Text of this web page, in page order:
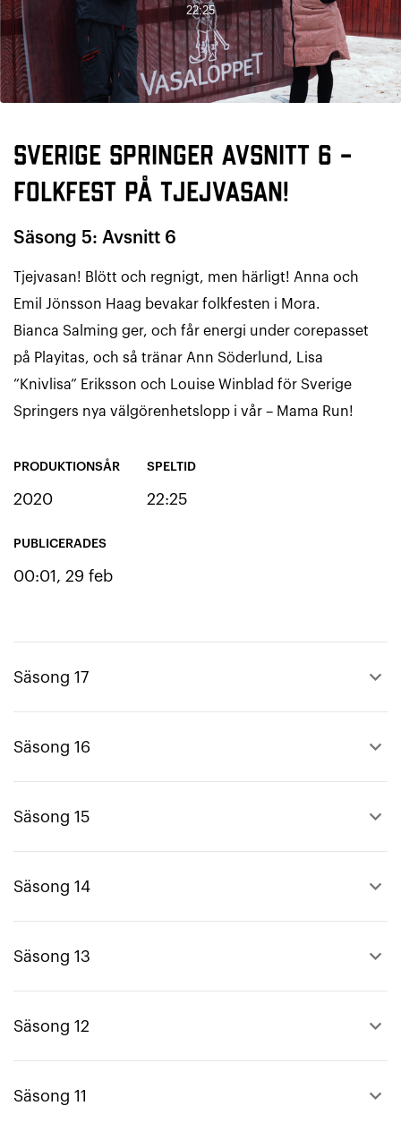
Sverige Springer avsnitt 6 –
Folkfest på tjejvasan!
Säsong 5: Avsnitt 6
Tjejvasan! Blött och regnigt, men härligt! Anna och
Emil Jönsson Haag bevakar folkfesten i Mora.
Bianca Salming ger, och får energi under corepasset
på Playitas, och så tränar Ann Söderlund, Lisa
”Knivlisa” Eriksson och Louise Winblad för Sverige
Springers nya välgörenhetslopp i vår – Mama Run!
PRODUKTIONSÅR
2020
PUBLICERADES
00:01, 29 feb
SPELTID
22:25
Säsong 17 keyboard_arrow_up
Säsong 16 keyboard_arrow_up
Säsong 15 keyboard_arrow_up
Säsong 14 keyboard_arrow_up
Säsong 13 keyboard_arrow_up
Säsong 12 keyboard_arrow_up
Säsong 11 keyboard_arrow_up